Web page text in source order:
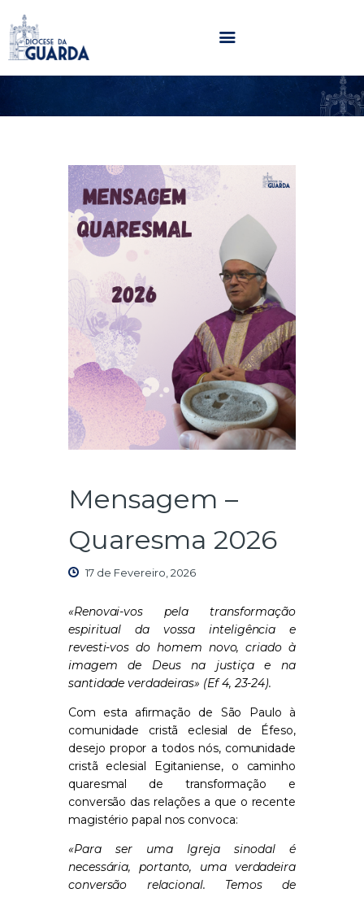
HOME
PARÓQUIAS
NOTÍCIAS
AGENDA
MULTIMÉDIA
SENTIR COM A IGREJA
CONTACTOS
Mensagem –
Quaresma 2026
17 de Fevereiro, 2026
«Renovai-vos pela transformação
espiritual da vossa inteligência e
revesti-vos do homem novo, criado à
imagem de Deus na justiça e na
santidade verdadeiras» (Ef 4, 23-24).
Com esta afirmação de São Paulo à
comunidade cristã eclesial de Éfeso,
desejo propor a todos nós, comunidade
cristã eclesial Egitaniense, o caminho
quaresmal de transformação e
conversão das relações a que o recente
magistério papal nos convoca:
«Para ser uma Igreja sinodal é
necessária, portanto, uma verdadeira
conversão relacional. Temos de